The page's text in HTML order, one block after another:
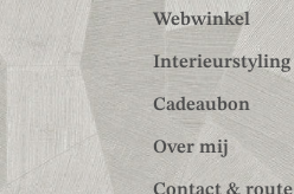
Webwinkel
Interieurstyling
Cadeaubon
Over mij